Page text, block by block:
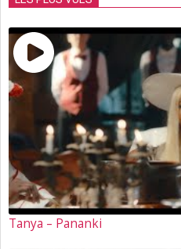
Tanya – Pananki